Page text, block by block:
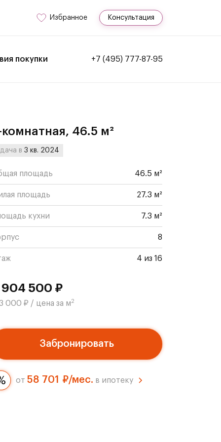
Избранное Консультация
покупки +7 (495) 777-87-95
комнатная, 46.5 м²
в3 кв. 2024
площадь 46.5 м²
площадь 27.3 м²
кухни 7.3 м²
8
4 из 16
904 500 ₽
000 ₽ / цена за м2
Забронировать
от 58 701 ₽/мес. в ипотеку